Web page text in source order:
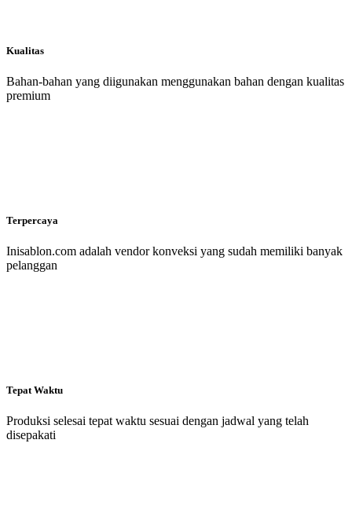
Kualitas
Bahan-bahan yang diigunakan menggunakan bahan dengan kualitas
premium
Terpercaya
Inisablon.com adalah vendor konveksi yang sudah memiliki banyak
pelanggan
Tepat Waktu
Produksi selesai tepat waktu sesuai dengan jadwal yang telah
disepakati